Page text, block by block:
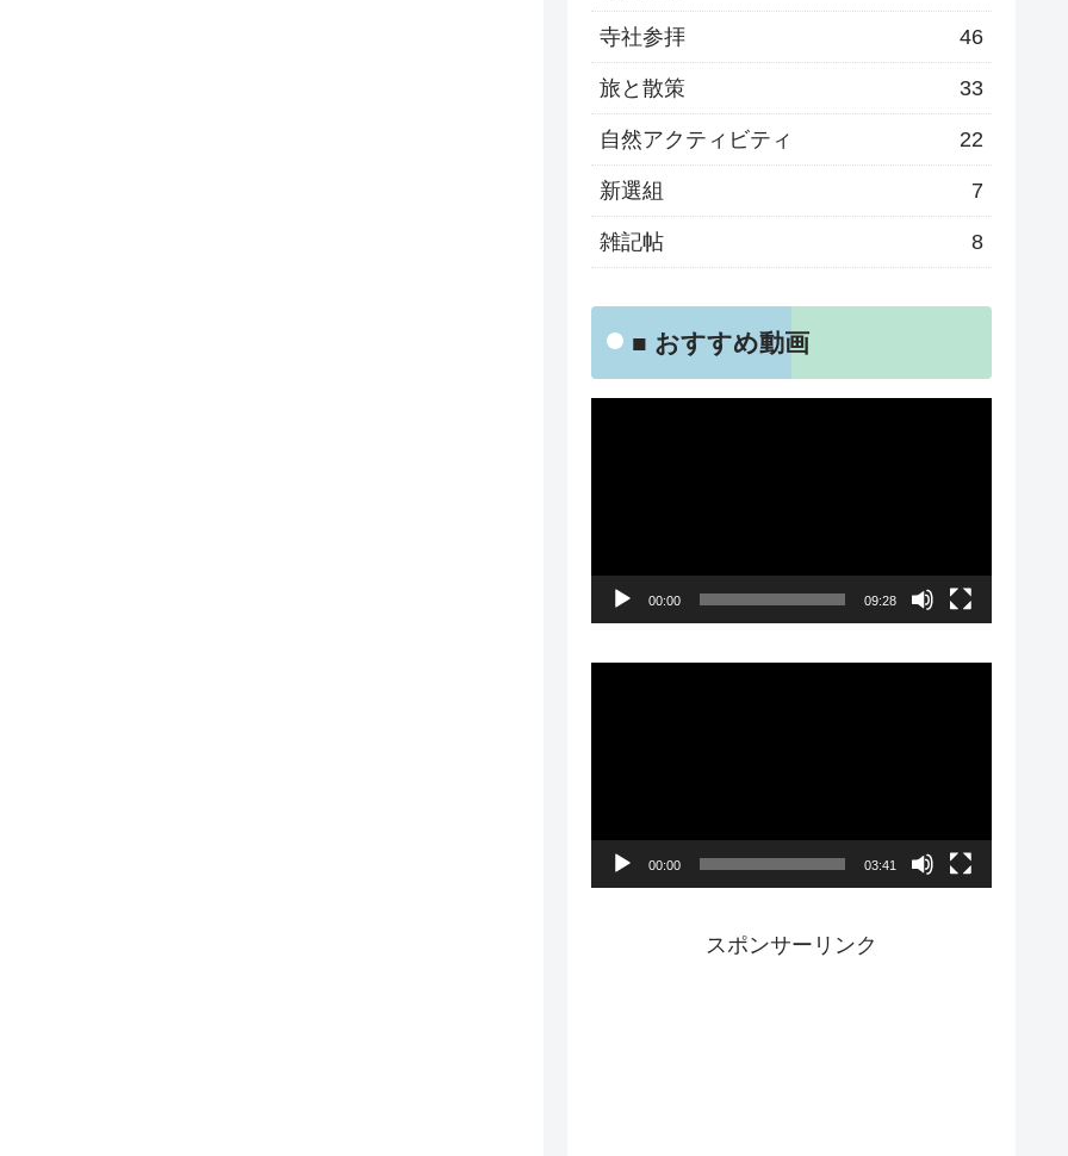
寺社参拝 46
旅と散策 33
自然アクティビティ 22
新選組 7
雑記帖 8
■ おすすめ動画
00:00 09:28
00:00 03:41
スポンサーリンク